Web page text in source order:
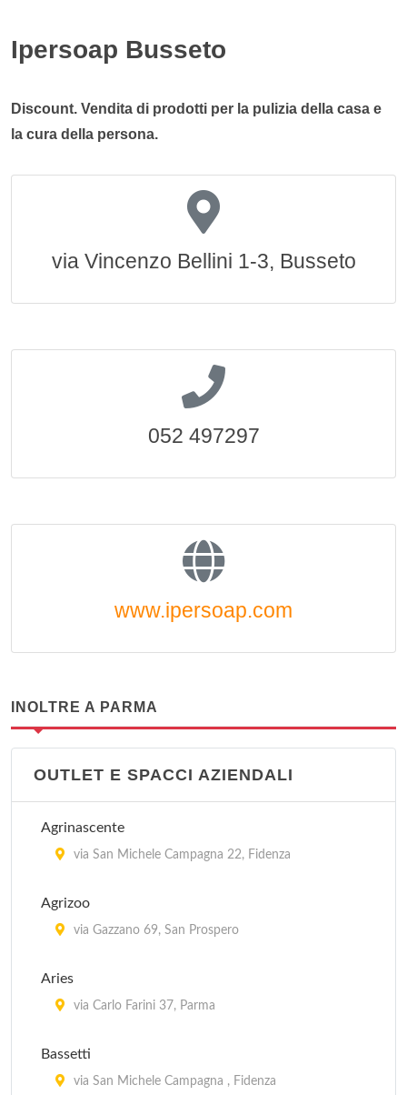
Ipersoap Busseto
Discount. Vendita di prodotti per la pulizia della casa e
la cura della persona.
via Vincenzo Bellini 1-3, Busseto
052 497297
www.ipersoap.com
INOLTRE A PARMA
OUTLET E SPACCI AZIENDALI
Agrinascente
via San Michele Campagna 22, Fidenza
Agrizoo
via Gazzano 69, San Prospero
Aries
via Carlo Farini 37, Parma
Bassetti
via San Michele Campagna , Fidenza